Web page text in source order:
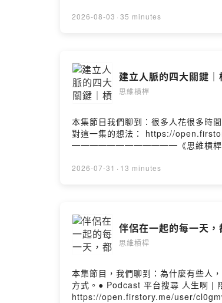
幸和小糾結。要相信，有時候換個想
2026-08-03 · 35 minutes
建立人脈的四大關鍵
思維槓桿
本集節目我們聊到：很多人花很多時
對這一集的想法： https://
━━━━━━━━━━━━《思維槓桿》就像
生。（來聽聽看，搞不好你也
2026-07-31 · 13 minutes
伴侶在一起的每一天
思維槓桿
本集節目，我們聊到：為什麼有些人
方式。● Podcast 平台搜尋 人生啊 |
https://open.firstory.me/user/